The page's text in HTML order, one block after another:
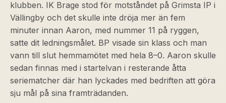
klubben. IK Brage stod för motståndet på Grimsta IP i
Vällingby och det skulle inte dröja mer än fem
minuter innan Aaron, med nummer 11 på ryggen,
satte dit ledningsmålet. BP visade sin klass och man
vann till slut hemmamötet med hela 8–0. Aaron skulle
sedan finnas med i startelvan i resterande åtta
seriematcher där han lyckades med bedriften att göra
sju mål på sina framträdanden.